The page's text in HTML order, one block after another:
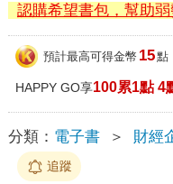
認購希望書包，幫助弱
預計最高可得金幣 15點
HAPPY GO享100累1點 4
分類： 電子書 ＞ 財經
追蹤